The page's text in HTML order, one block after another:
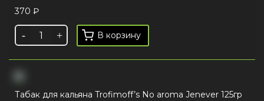
370 ₽
В корзину
Табак для кальяна Trofimoff’s No aroma Jenever 125гр